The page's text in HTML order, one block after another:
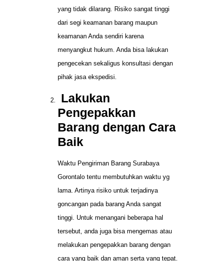
yang tidak dilarang. Risiko sangat tinggi
dari segi keamanan barang maupun
keamanan Anda sendiri karena
menyangkut hukum. Anda bisa lakukan
pengecekan sekaligus konsultasi dengan
pihak jasa ekspedisi.
Lakukan
Pengepakkan
Barang dengan Cara
Baik
Waktu Pengiriman Barang Surabaya
Gorontalo tentu membutuhkan waktu yg
lama. Artinya risiko untuk terjadinya
goncangan pada barang Anda sangat
tinggi. Untuk menangani beberapa hal
tersebut, anda juga bisa mengemas atau
melakukan pengepakkan barang dengan
cara yang baik dan aman serta yang tepat.